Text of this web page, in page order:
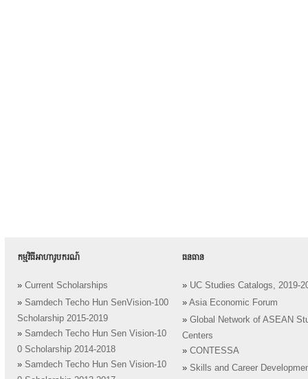
កម្មវិធីអាហារូបករណ៍
» Current Scholarships
» Samdech Techo Hun SenVision-100
Scholarship 2015-2019
» Samdech Techo Hun Sen Vision-10
0 Scholarship 2014-2018
» Samdech Techo Hun Sen Vision-10
ធនធាន
» UC Studies Catalogs, 2019-
» Asia Economic Forum
» Global Network of ASEAN
Centers
» CONTESSA
» Skills and Career